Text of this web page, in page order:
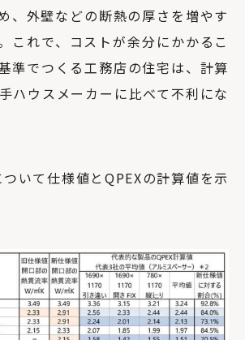
、外壁などの断熱の厚さを増やす
これで、コストが余分にかかるこ
準でつくる工務店の住宅は、計算
ハウスメーカーに比べて不利にな
いて仕様値とQPEXの計算値を示